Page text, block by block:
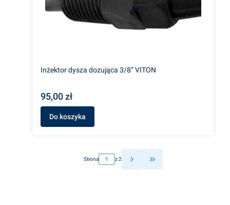
Inżektor dysza dozująca 3/8” VITON
95,00 zł
Do koszyka
Strona z 2
Przejdź do ostatniej